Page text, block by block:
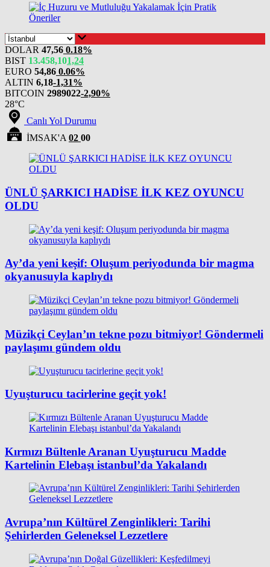
DOLAR 47,56 0.18%
BIST 13.458,101,24
EURO 54,86 0.06%
ALTIN 6,18-1,31%
BITCOIN 2989022-2,90%
28°C
Canlı Yol Durumu
İMSAK'A 02 00
ÜNLÜ ŞARKICI HADİSE İLK KEZ OYUNCU
OLDU
Ay’da yeni keşif: Oluşum periyodunda bir magma
okyanusuyla kaplıydı
Müzikçi Ceylan’ın tekne pozu bitmiyor! Göndermeli
paylaşımı gündem oldu
Uyuşturucu tacirlerine geçit yok!
Kırmızı Bültenle Aranan Uyuşturucu Madde
Kartelinin Elebaşı istanbul’da Yakalandı
Avrupa’nın Kültürel Zenginlikleri: Tarihi
Şehirlerden Geleneksel Lezzetlere